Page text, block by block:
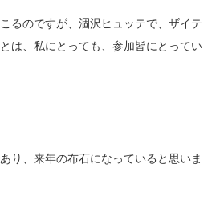
るのですが、涸沢ヒュッテで、ザイテ
は、 私にとっても、参加皆にとってい
あり、来年の布石になっていると思いま